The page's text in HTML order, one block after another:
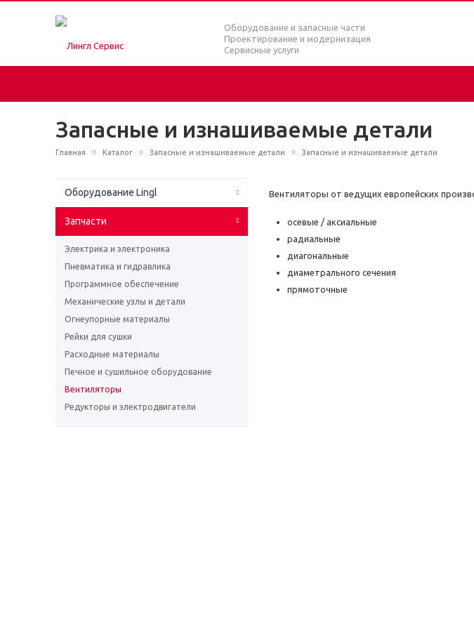
Оборудование и запасные части
Проектирование и модернизация
Сервисные услуги
Запасные и изнашиваемые детали
Главная Каталог Запасные и изнашиваемые детали Запасные и изнашиваемые детали
Оборудование Lingl
Запчасти
Электрика и электроника
Пневматика и гидравлика
Программное обеспечение
Механические узлы и детали
Огнеупорные материалы
Рейки для сушки
Расходные материалы
Печное и сушильное оборудование
Вентиляторы
Редукторы и электродвигатели
Вентиляторы от ведущих европейских
осевые / аксиальные
радиальные
диагональные
диаметрального сечения
прямоточные